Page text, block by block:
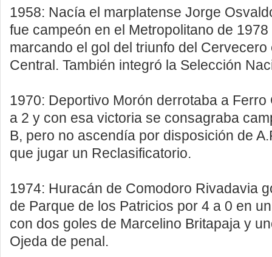
1958: Nacía el marplatense Jorge
fue campeón en el Metropolitano de
marcando el gol del triunfo del
Central. También integró la Selección
1970: Deportivo Morón derrotaba a Ferro
a 2 y con esa victoria se consagraba
B, pero no ascendía por disposición de
que jugar un Reclasificatorio.
1974: Huracán de Comodoro Rivadavia
de Parque de los Patricios por 4 a 0 en
con dos goles de Marcelino Britapaja y
Ojeda de penal.